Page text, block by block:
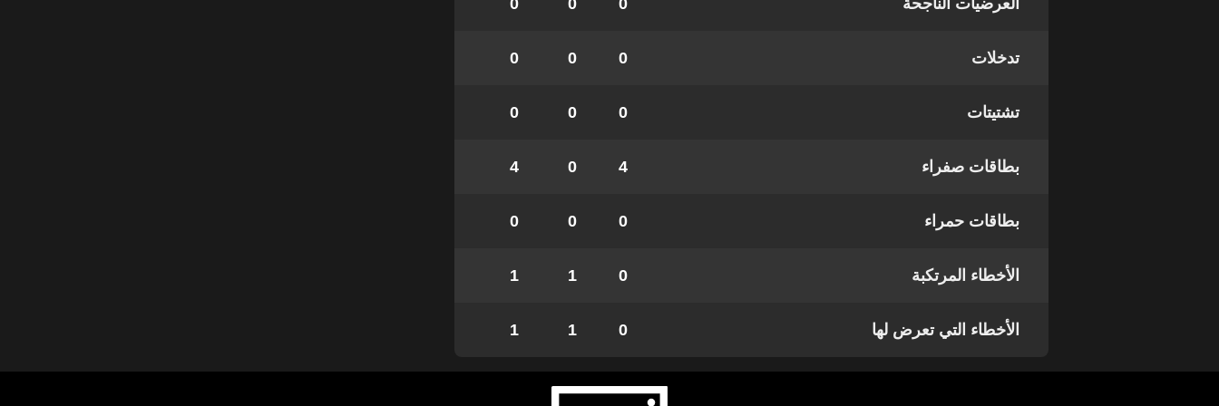
العرضيات الناجحة 0
0
0
تدخلات 0
0
0
تشتيتات 0
0
0
بطاقات صفراء 4
0
4
بطاقات حمراء 0
0
0
الأخطاء المرتكبة 0
1
1
الأخطاء التي تعرض لها 0
1
1